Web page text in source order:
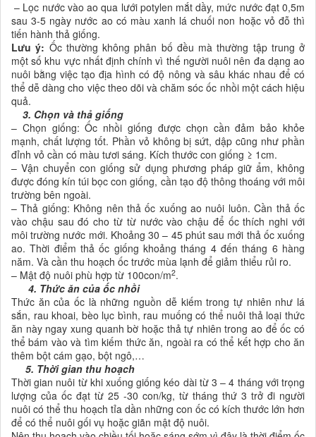
– Lọc nước vào ao qua lưới potylen mắt dầy, mức nước đạt 0,5m
sau 3-5 ngày nước ao có màu xanh lá chuối non hoặc vỏ đỗ thì
tiến hành thả giống.
Lưu ý: Ốc thường không phân bố đều mà thường tập trung ở
một số khu vực nhất định chính vì thế người nuôi nên đa dạng ao
nuôi bằng việc tạo địa hình có độ nông và sâu khác nhau để có
thể dễ dàng cho việc theo dõi và chăm sóc ốc nhồi một cách hiệu
quả.
3. Chọn và thả giống
– Chọn giống: Ốc nhồi giống được chọn cần đảm bảo khỏe
mạnh, chất lượng tốt. Phần vỏ không bị sứt, dập cũng như phần
đỉnh vỏ cần có màu tươi sáng. Kích thước con giống ≥ 1cm.
– Vận chuyển con giống sử dụng phương pháp giữ ẩm, không
được đóng kín túi bọc con giống, cần tạo độ thông thoáng với môi
trường bên ngoài.
– Thả giống: Không nên thả ốc xuống ao nuôi luôn. Cần thả ốc
vào chậu sau đó cho từ từ nước vào chậu để ốc thích nghi với
môi trường nước mới. Khoảng 30 – 45 phút sau mới thả ốc xuống
ao. Thời điểm thả ốc giống khoảng tháng 4 đến tháng 6 hàng
năm. Và cần thu hoạch ốc trước mùa lạnh để giảm thiểu rủi ro.
– Mật độ nuôi phù hợp từ 100con/m2.
4. Thức ăn của ốc nhồi
Thức ăn của ốc là những nguồn dễ kiếm trong tự nhiên như lá
sắn, rau khoai, bèo lục bình, rau muống có thể nuôi thả loại thức
ăn này ngay xung quanh bờ hoặc thả tự nhiên trong ao để ốc có
thể bám vào và tìm kiếm thức ăn, ngoài ra có thể kết hợp cho ăn
thêm bột cám gạo, bột ngô,…
5. Thời gian thu hoạch
Thời gian nuôi từ khi xuống giống kéo dài từ 3 – 4 tháng với trọng
lượng của ốc đạt từ 25 -30 con/kg, từ tháng thứ 3 trở đi người
nuôi có thể thu hoạch tỉa dần những con ốc có kích thước lớn hơn
để có thể nuôi gối vụ hoặc giãn mật độ nuôi.